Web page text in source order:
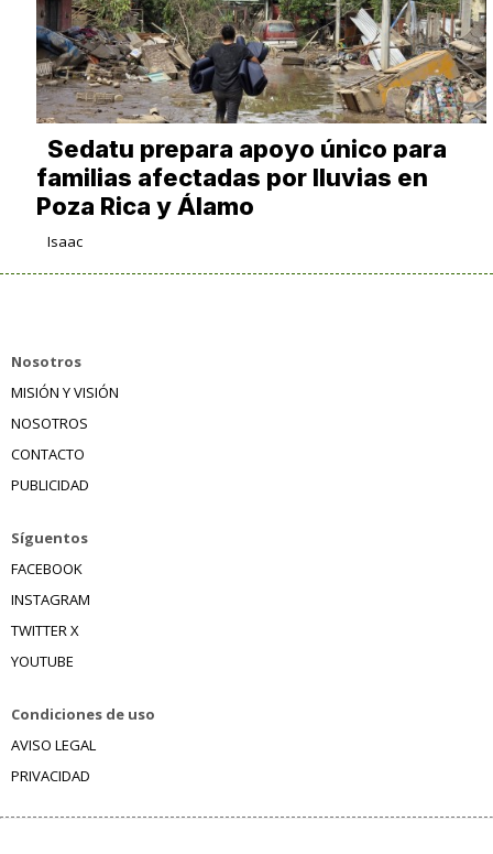
Sedatu prepara apoyo único para
familias afectadas por lluvias en
Poza Rica y Álamo
Isaac
Nosotros
MISIÓN Y VISIÓN
NOSOTROS
CONTACTO
PUBLICIDAD
Síguentos
FACEBOOK
INSTAGRAM
TWITTER X
YOUTUBE
Condiciones de uso
AVISO LEGAL
PRIVACIDAD